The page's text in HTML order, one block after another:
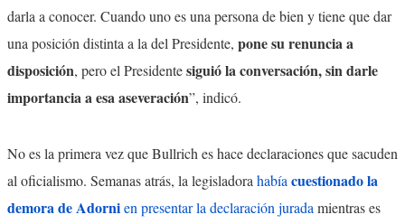
darla a conocer. Cuando uno es una persona de bien y tiene que dar
una posición distinta a la del Presidente, pone su renuncia a
disposición, pero el Presidentesiguió la conversación, sin darle
importancia a esa aseveración”, indicó.
No es la primera vez que Bullrich es hace declaraciones que sacuden
al oficialismo. Semanas atrás, la legisladorahabíacuestionado la
demora de Adornien presentar la declaración juradamientras es